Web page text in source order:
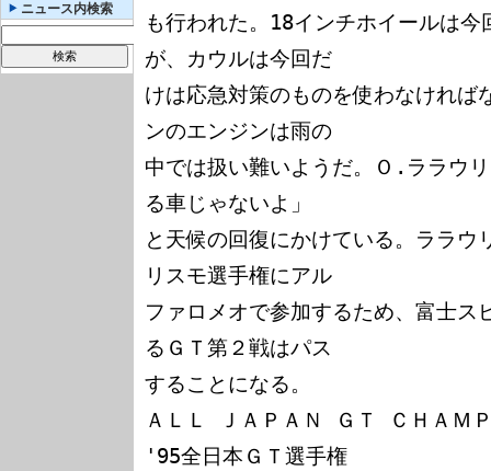
ニュース内検索
も行われた。18インチホイールは
が、カウルは今回だ
けは応急対策のものを使わなければ
ンのエンジンは雨の
中では扱い難いようだ。Ｏ.ララウ
る車じゃないよ」
と天候の回復にかけている。ララウ
リスモ選手権にアル
ファロメオで参加するため、富士ス
るＧＴ第２戦はパス
することになる。
ＡＬＬ ＪＡＰＡＮ ＧＴ ＣＨＡＭ
'95全日本ＧＴ選手権